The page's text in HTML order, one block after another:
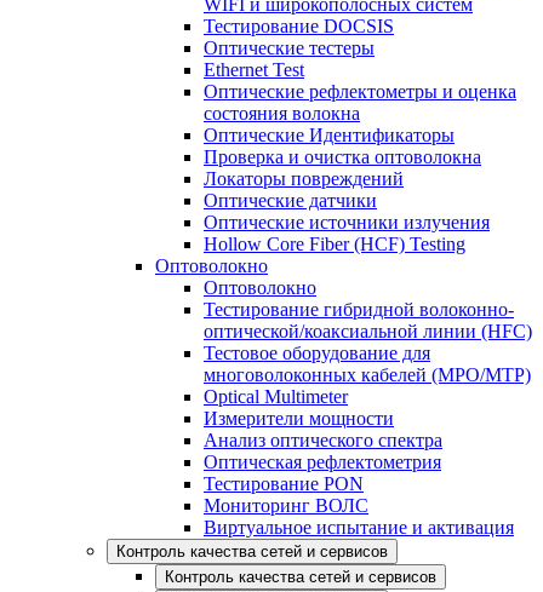
WIFI и широкополосных систем
Тестирование DOCSIS
Оптические тестеры
Ethernet Test
Оптические рефлектометры и оценка
состояния волокна
Оптические Идентификаторы
Проверка и очистка оптоволокна
Локаторы повреждений
Оптические датчики
Оптические источники излучения
Hollow Core Fiber (HCF) Testing
Оптоволокно
Оптоволокно
Тестирование гибридной волоконно-
оптической/коаксиальной линии (HFC)
Тестовое оборудование для
многоволоконных кабелей (MPO/MTP)
Optical Multimeter
Измерители мощности
Анализ оптического спектра
Оптическая рефлектометрия
Тестирование PON
Мониторинг ВОЛС
Виртуальное испытание и активация
Контроль качества сетей и сервисов
Контроль качества сетей и сервисов